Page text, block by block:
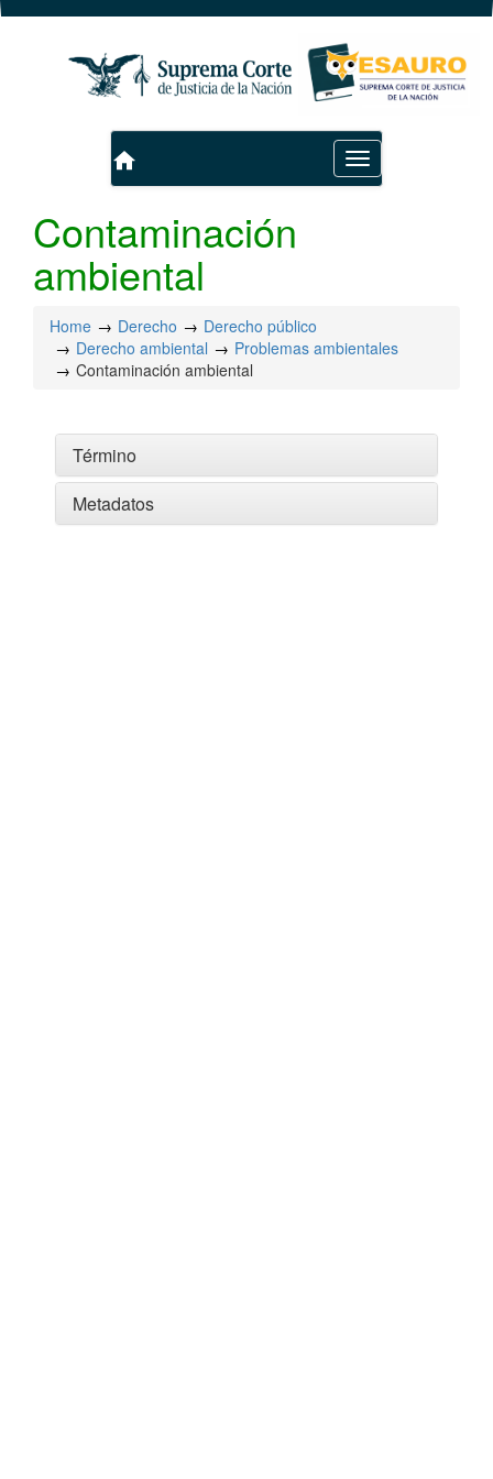
Toggle
navigation
home
Contaminación
ambiental
Home Derecho
Derecho público
Derecho ambiental
Problemas ambientales
Contaminación ambiental
Término
Metadatos